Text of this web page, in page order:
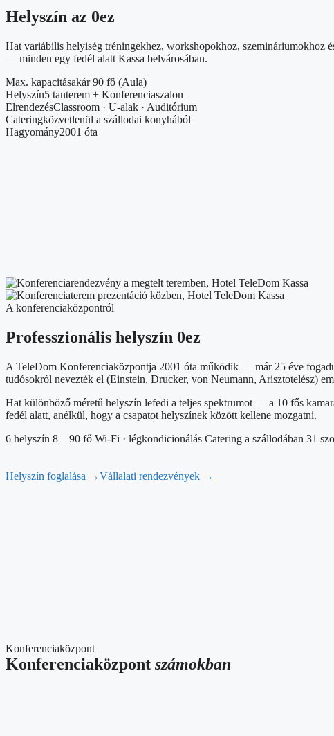
Helyszín az 0ez
Hat variábilis helyiség tréningekhez, workshopokhoz, szemináriumokhoz
— minden egy fedél alatt Kassa belvárosában.
Max. kapacitásakár 90 fő (Aula)
Helyszín5 tanterem + Konferenciaszalon
ElrendezésClassroom · U‑alak · Auditórium
Cateringközvetlenül a szállodai konyhából
Hagyomány2001 óta
A konferenciaközpontról
Professzionális helyszín 0ez
A TeleDom Konferenciaközpontja 2001 óta működik — már 25 éve
tudósokról nevezték el (Einstein, Drucker, von Neumann, Arisztotelész)
Hat különböző méretű helyszín lefedi a teljes spektrumot — a 10 fős
fedél alatt, anélkül, hogy a csapatot helyszínek között kellene mozgatni.
6 helyszín 8 – 90 fő Wi-Fi · légkondicionálás Catering a szállodában 31
Helyszín foglalása →Vállalati rendezvények →
Konferenciaközpont
Konferenciaközpont számokban